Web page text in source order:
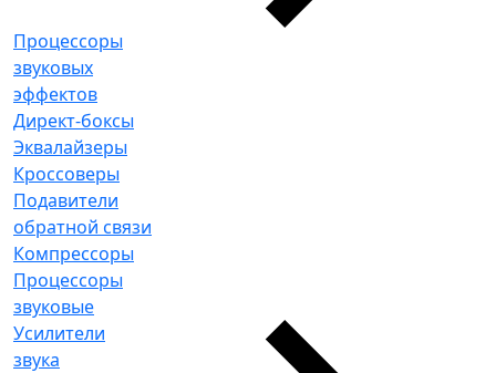
Процессоры
звуковых
эффектов
Директ-боксы
Эквалайзеры
Кроссоверы
Подавители
обратной связи
Компрессоры
Процессоры
звуковые
Усилители
звука